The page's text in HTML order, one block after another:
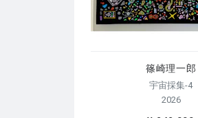
篠崎理一郎
宇宙採集-4
2026